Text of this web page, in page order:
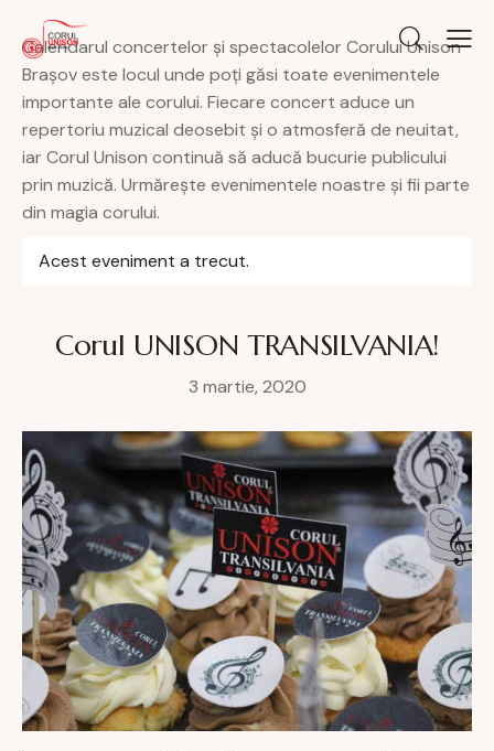
Calendarul concertelor și spectacolelor Corului Unison
Brașov este locul unde poți găsi toate evenimentele
importante ale corului. Fiecare concert aduce un
repertoriu muzical deosebit și o atmosferă de neuitat,
iar Corul Unison continuă să aducă bucurie publicului
prin muzică. Urmărește evenimentele noastre și fii parte
din magia corului.
Acest eveniment a trecut.
Corul UNISON TRANSILVANIA!
3 martie, 2020